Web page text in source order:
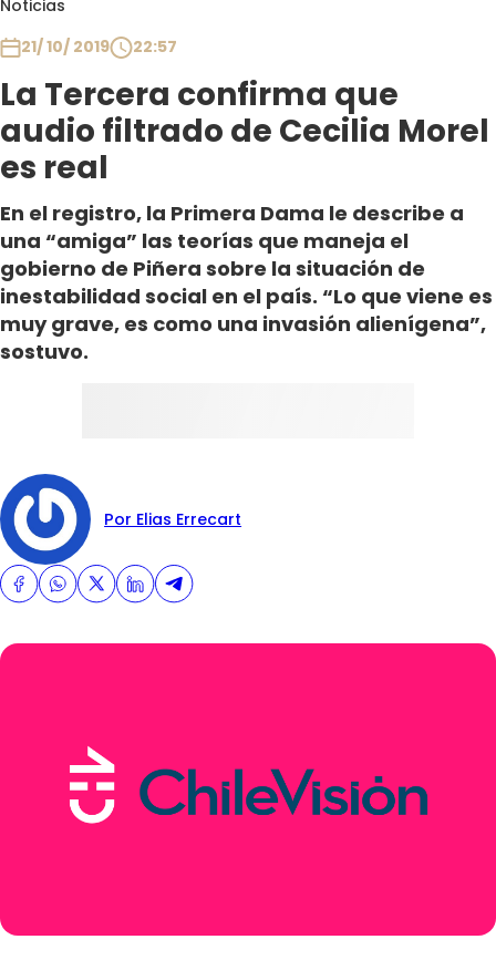
Noticias
21/ 10/ 2019
22:57
La Tercera confirma que
audio filtrado de Cecilia Morel
es real
En el registro, la Primera Dama le describe a
una “amiga” las teorías que maneja el
gobierno de Piñera sobre la situación de
inestabilidad social en el país. “Lo que viene es
muy grave, es como una invasión alienígena”,
sostuvo.
Por Elias Errecart
Club De La Comedia
Contigo en Directo
Plan Perfecto
El Tiempo
Sabingo
Todos Los Programas